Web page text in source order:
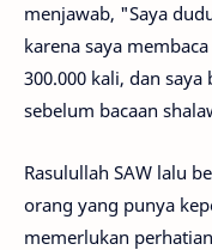
menjawab, "Saya
karena saya
300.000 kali, dan
sebelum bacaan
Rasulullah SAW lalu
orang yang punya
memerlukan